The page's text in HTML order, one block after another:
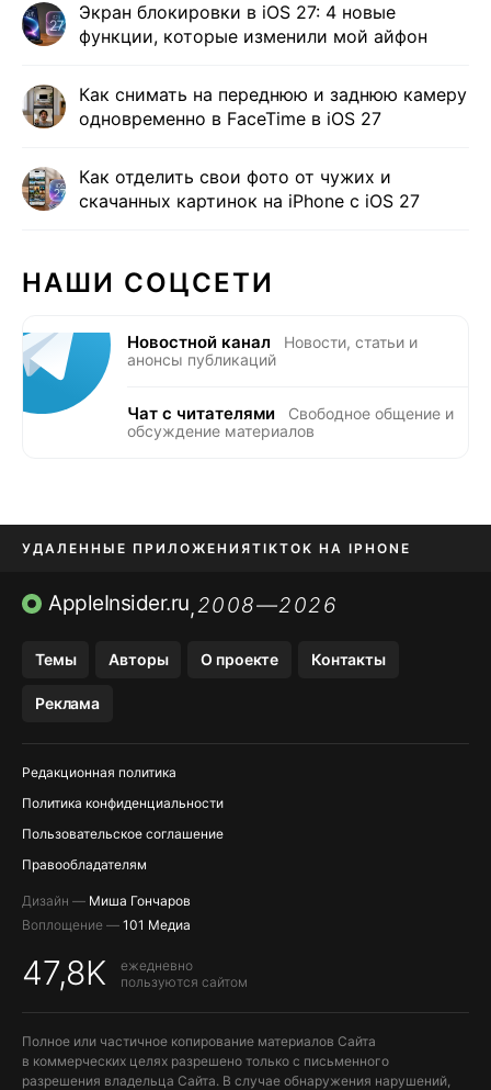
Экран блокировки в iOS 27: 4 новые
функции, которые изменили мой айфон
Как снимать на переднюю и заднюю камеру
одновременно в FaceTime в iOS 27
Как отделить свои фото от чужих и
скачанных картинок на iPhone с iOS 27
НАШИ СОЦСЕТИ
Новостной канал
Новости, статьи и
анонсы публикаций
Чат с читателями
Свободное общение и
обсуждение материалов
УДАЛЕННЫЕ ПРИЛОЖЕНИЯTIKTOK НА IPHONE
ПРИЛОЖЕНИЯ БЕЗ APP STORE
AppleInsider.ru,2008—2026
Темы Авторы О проекте Контакты
Реклама
Редакционная политика
Политика конфиденциальности
Пользовательское соглашение
Правообладателям
Дизайн — Миша Гончаров
Воплощение — 101 Медиа
47,8K
ежедневно
пользуются сайтом
Полное или частичное копирование материалов Сайта
в коммерческих целях разрешено только с письменного
разрешения владельца Сайта. В случае обнаружения нарушений,